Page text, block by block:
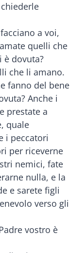
a voi,
quelli che
è dovuta?
che li amano.
fanno del bene
Anche i
prestate a
quale
i peccatori
per riceverne
nemici, fate
nulla, e la
e sarete figli
verso gli
vostro è